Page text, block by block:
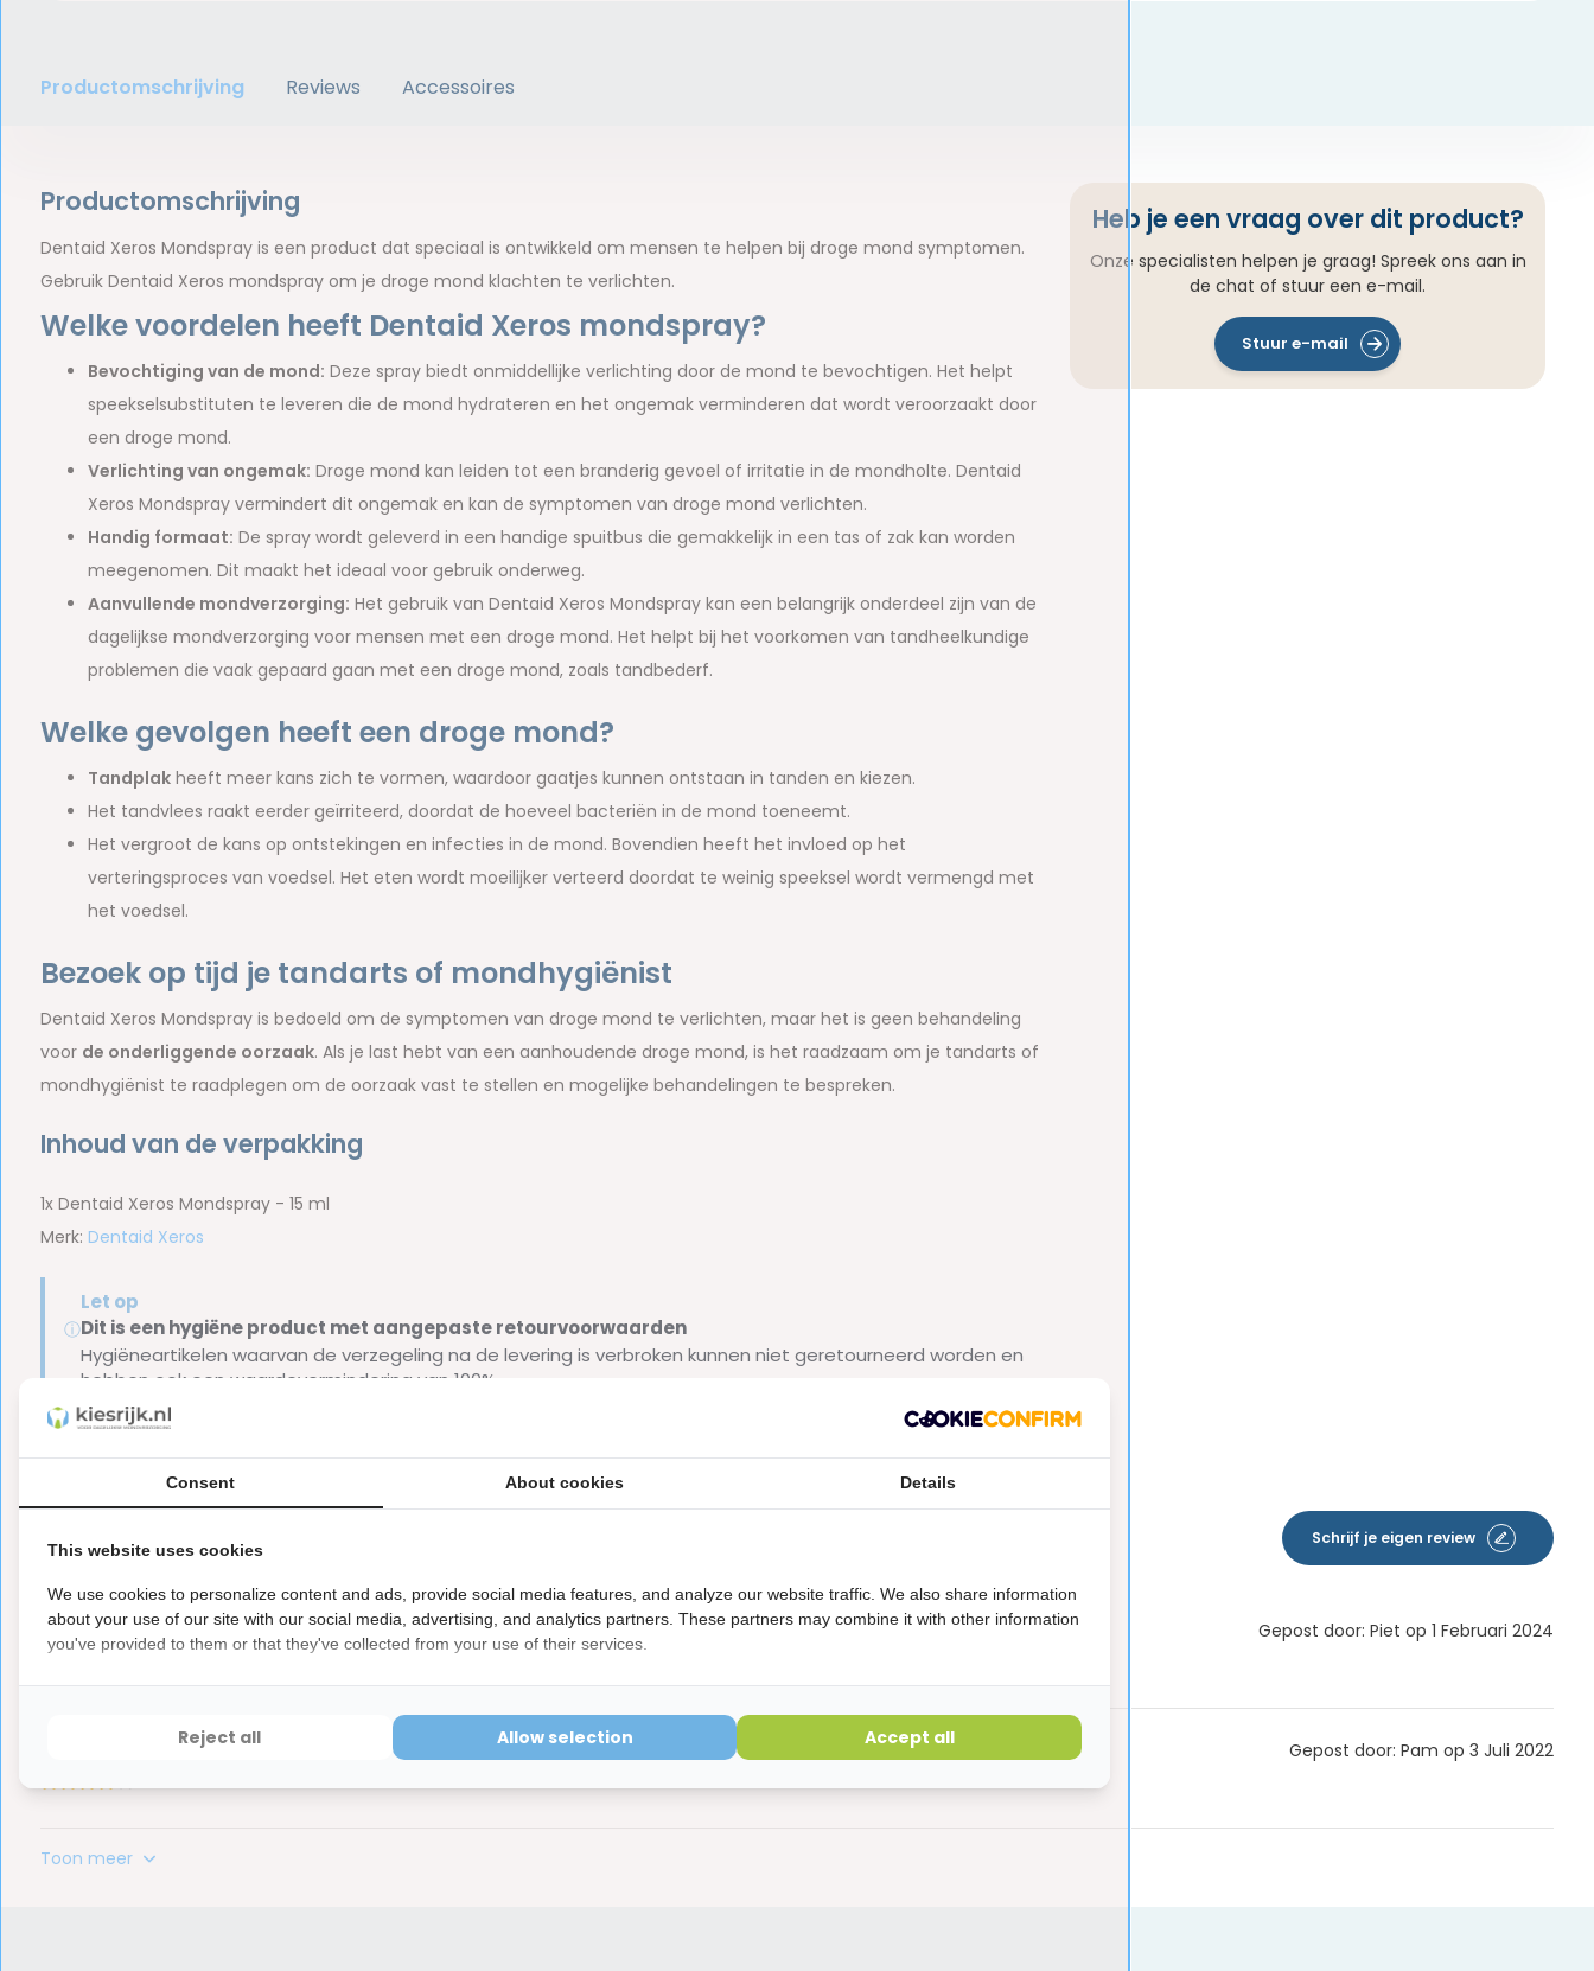
Productomschrijving Reviews Accessoires
Productomschrijving
Dentaid Xeros Mondspray is een product dat speciaal is ontwikkeld om mensen te helpen bij droge mond symptomen.
Gebruik Dentaid Xeros mondspray om je droge mond klachten te verlichten.
Welke voordelen heeft Dentaid Xeros mondspray?
Bevochtiging van de mond: Deze spray biedt onmiddellijke verlichting door de mond te bevochtigen. Het helpt
speekselsubstituten te leveren die de mond hydrateren en het ongemak verminderen dat wordt veroorzaakt door
een droge mond.
Verlichting van ongemak: Droge mond kan leiden tot een branderig gevoel of irritatie in de mondholte. Dentaid
Xeros Mondspray vermindert dit ongemak en kan de symptomen van droge mond verlichten.
Handig formaat: De spray wordt geleverd in een handige spuitbus die gemakkelijk in een tas of zak kan worden
meegenomen. Dit maakt het ideaal voor gebruik onderweg.
Aanvullende mondverzorging: Het gebruik van Dentaid Xeros Mondspray kan een belangrijk onderdeel zijn van de
dagelijkse mondverzorging voor mensen met een droge mond. Het helpt bij het voorkomen van tandheelkundige
problemen die vaak gepaard gaan met een droge mond, zoals tandbederf.
Welke gevolgen heeft een droge mond?
Tandplakheeft meer kans zich te vormen, waardoor gaatjes kunnen ontstaan in tanden en kiezen.
Het tandvlees raakt eerder geïrriteerd, doordat de hoeveel bacteriën in de mond toeneemt.
Het vergroot de kans op ontstekingen en infecties in de mond. Bovendien heeft het invloed op het
verteringsproces van voedsel. Het eten wordt moeilijker verteerd doordat te weinig speeksel wordt vermengd met
het voedsel.
Bezoek op tijd je tandarts of mondhygiënist
Dentaid Xeros Mondspray is bedoeld om de symptomen van droge mond te verlichten, maar het is geen behandeling
voor de onderliggende oorzaak. Als je last hebt van een aanhoudende droge mond, is het raadzaam om je tandarts of
mondhygiënist te raadplegen om de oorzaak vast te stellen en mogelijke behandelingen te bespreken.
Inhoud van de verpakking
1x Dentaid Xeros Mondspray - 15 ml
Merk: Dentaid Xeros
ⓘ
Let op
Dit is een hygiëne product met aangepaste retourvoorwaarden
Hygiëneartikelen waarvan de verzegeling na de levering is verbroken kunnen niet geretourneerd worden en
hebben ook een waardevermindering van 100%.
Heb je een vraag over dit product?
Onze specialisten helpen je graag! Spreek ons aan in
de chat of stuur een e-mail.
Stuur e-mail
Reviews
3.8from5 Based on 4 reviews
Schrijf je eigen review
4from 5 Ideaal tegen een droge mond tijdens de dlaap, ook bij gebruik van medicijnen. Gepost door: Piet op 1 Februari 2024
Goed voor de droge mond. Alleen iets te veel citroensmaak Gepost door: Pam op 3 Juli 2022
Toon meer
Consent About cookies Details
This website uses cookies
We use cookies to personalize content and ads, provide social media features, and analyze our website traffic. We also share information
about your use of our site with our social media, advertising, and analytics partners. These partners may combine it with other information
you've provided to them or that they've collected from your use of their services.
Reject all Allow selection Accept all